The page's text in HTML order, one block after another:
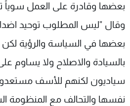
بعضها وقادرة على العمل سوياً
وقال "ليس المطلوب توحيد
بعضها في السياسة والرؤية
بالسيادة والاصلاح ولا يساوم
سياديون لكنهم للأسف
نفسها والتحالف مع المنظومة